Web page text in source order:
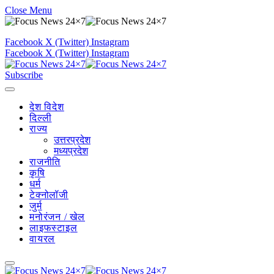
Close Menu
Facebook X (Twitter) Instagram
Facebook X (Twitter) Instagram
Subscribe
देश विदेश
दिल्ली
राज्य
उत्तरप्रदेश
मध्यप्रदेश
राजनीति
कृषि
धर्म
टेक्नोलॉजी
जुर्म
मनोरंजन / खेल
लाइफस्टाइल
वायरल